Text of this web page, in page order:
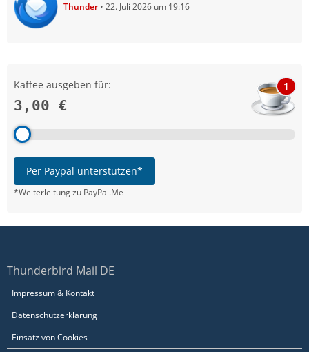
Thunder 22. Juli 2026 um 19:16
Kaffee ausgeben für:
3,00 €
1
Per Paypal unterstützen*
*Weiterleitung zu PayPal.Me
Thunderbird Mail DE
Impressum & Kontakt
Datenschutzerklärung
Einsatz von Cookies